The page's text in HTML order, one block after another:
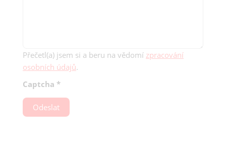
Přečetl(a) jsem si a beru na vědomí zpracování
osobních údajů.
Captcha *
Odeslat